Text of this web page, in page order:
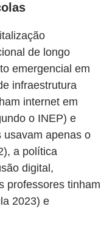
de longo
emergencial em
infraestrutura
internet em
o INEP) e
usavam apenas o
a política
digital,
professores tinham
2023) e